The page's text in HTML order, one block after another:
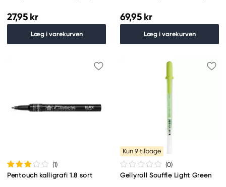
27,95 kr
Læg i varekurven
69,95 kr
Læg i varekurven
(1)
Pentouch kalligrafi 1.8 sort
Kun 9 tilbage
(0)
Gellyroll Souffle Light Green